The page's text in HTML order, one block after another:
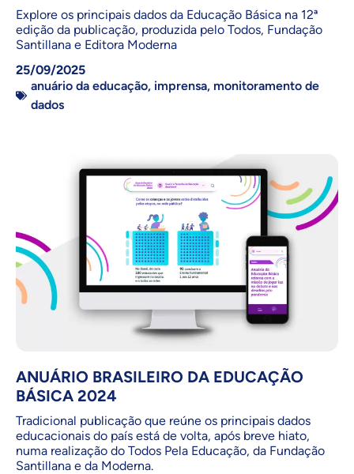
Explore os principais dados da Educação Básica na 12ª
edição da publicação, produzida pelo Todos, Fundação
Santillana e Editora Moderna
25/09/2025
anuário da educação, imprensa, monitoramento de
dados
ANUÁRIO BRASILEIRO DA EDUCAÇÃO
BÁSICA 2024
Tradicional publicação que reúne os principais dados
educacionais do país está de volta, após breve hiato,
numa realização do Todos Pela Educação, da Fundação
Santillana e da Moderna.